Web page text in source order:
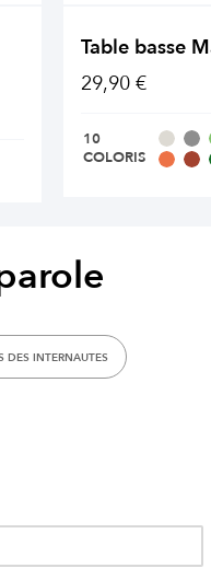
Table basse
29,90 €
10
COLORIS
DES INTERNAUTES